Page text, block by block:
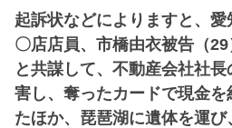
起訴状などによりますと、
〇店店員、市橋由衣被告（
と共謀して、不動産会社社
害し、奪ったカードで現金
たほか、琵琶湖に遺体を運